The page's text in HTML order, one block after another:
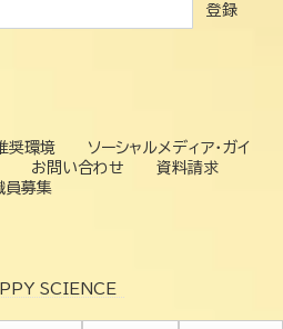
登録
奨環境
ソーシャルメディア・ガイ
お問い合わせ
資料請求
員募集
SCIENCE